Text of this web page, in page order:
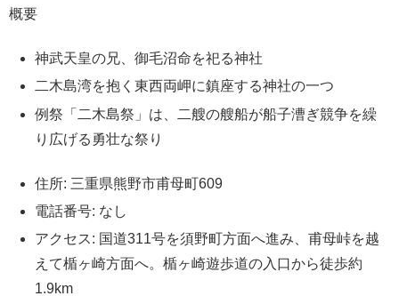
概要
神武天皇の兄、御毛沼命を祀る神社
二木島湾を抱く東西両岬に鎮座する神社の一つ
例祭「二木島祭」は、二艘の艘船が船子漕ぎ競争を繰
り広げる勇壮な祭り
住所: 三重県熊野市甫母町609
電話番号: なし
アクセス: 国道311号を須野町方面へ進み、甫母峠を越
えて楯ヶ崎方面へ。楯ヶ崎遊歩道の入口から徒歩約
1.9km